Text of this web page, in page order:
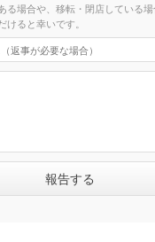
る場合や、移転・閉店している
けると幸いです。